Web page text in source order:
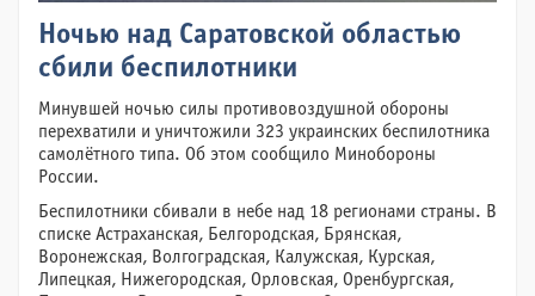
Ночью над Саратовской областью
сбили беспилотники
Минувшей ночью силы противовоздушной обороны
перехватили и уничтожили 323 украинских беспилотника
самолётного типа. Об этом сообщило Минобороны
России.
Беспилотники сбивали в небе над 18 регионами страны. В
списке Астраханская, Белгородская, Брянская,
Воронежская, Волгоградская, Калужская, Курская,
Липецкая, Нижегородская, Орловская, Оренбургская,